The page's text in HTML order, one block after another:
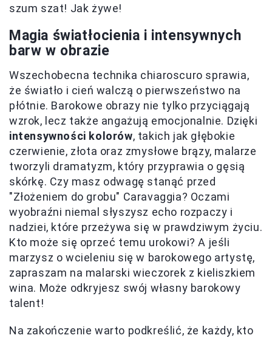
szum szat! Jak żywe!
Magia światłocienia i intensywnych
barw w obrazie
Wszechobecna technika chiaroscuro sprawia,
że światło i cień walczą o pierwszeństwo na
płótnie. Barokowe obrazy nie tylko przyciągają
wzrok, lecz także angażują emocjonalnie. Dzięki
intensywności kolorów, takich jak głębokie
czerwienie, złota oraz zmysłowe brązy, malarze
tworzyli dramatyzm, który przyprawia o gęsią
skórkę. Czy masz odwagę stanąć przed
"Złożeniem do grobu" Caravaggia? Oczami
wyobraźni niemal słyszysz echo rozpaczy i
nadziei, które przeżywa się w prawdziwym życiu.
Kto może się oprzeć temu urokowi? A jeśli
marzysz o wcieleniu się w barokowego artystę,
zapraszam na malarski wieczorek z kieliszkiem
wina. Może odkryjesz swój własny barokowy
talent!
Na zakończenie warto podkreślić, że każdy, kto